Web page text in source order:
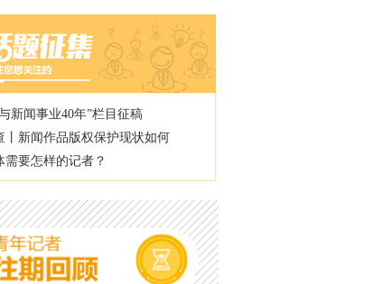
新闻事业40年”栏目征稿
丨新闻作品版权保护现状如何
需要怎样的记者？